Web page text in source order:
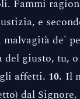
Fammi
e
malvagità de'
del giusto, tu,
affetti. 10. Il
dal